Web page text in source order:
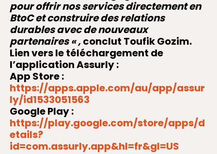
pour offrir nos services directement en
BtoC et construire des relations
durables avec de nouveaux
partenaires«,conclut Toufik Gozim.
Lien vers le téléchargement de
l’application Assurly :
App Store:
https://apps.apple.com/au/app/assur
ly/id1533051563
Google Play:
https://play.google.com/store/apps/d
etails?
id=com.assurly.app&hl=fr&gl=US